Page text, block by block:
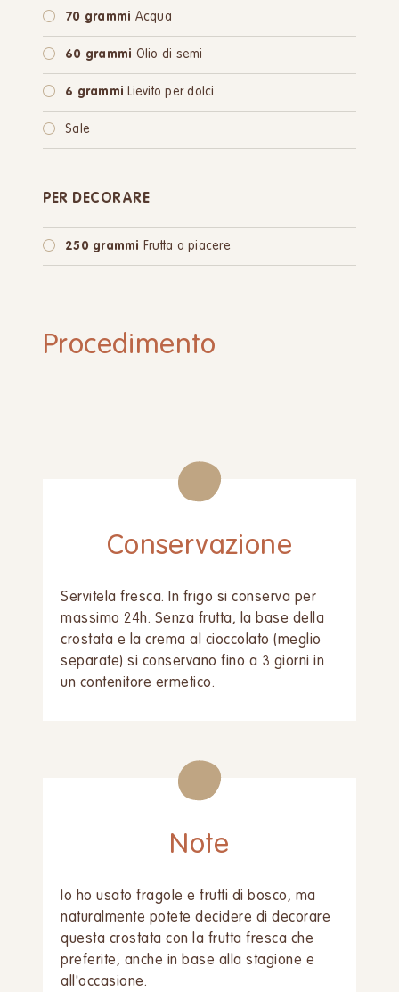
70 grammi Acqua
60 grammi Olio di semi
6 grammi Lievito per dolci
Sale
PER DECORARE
250 grammi Frutta a piacere
Procedimento
Conservazione
Servitela fresca. In frigo si conserva per
massimo 24h. Senza frutta, la base della
crostata e la crema al cioccolato (meglio
separate) si conservano fino a 3 giorni in
un contenitore ermetico.
Note
Io ho usato fragole e frutti di bosco, ma
naturalmente potete decidere di decorare
questa crostata con la frutta fresca che
preferite, anche in base alla stagione e
all'occasione.